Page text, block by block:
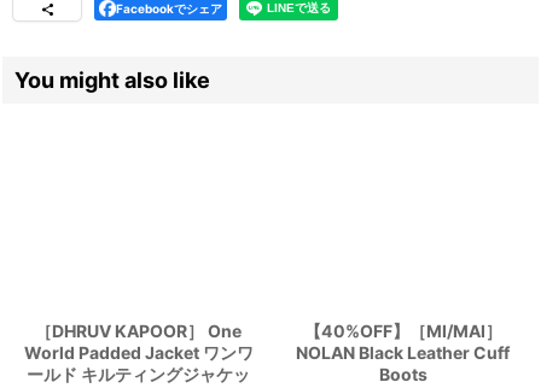
Facebookでシェア
You might also like
［DHRUV KAPOOR］ One
World Padded Jacket ワンワ
ールド キルティングジャケッ
【40%OFF】［MI/MAI］
NOLAN Black Leather Cuff
Boots